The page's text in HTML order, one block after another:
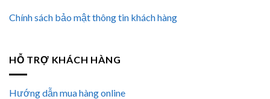
Chính sách bảo mật thông tin khách hàng
HỖ TRỢ KHÁCH HÀNG
Hướng dẫn mua hàng online